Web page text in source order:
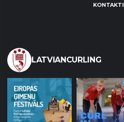
KONTAKTI
LATVIANCURLING